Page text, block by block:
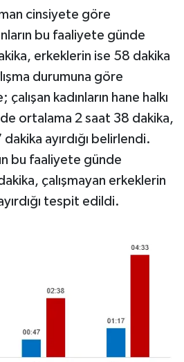
cinsiyete göre
bu faaliyete günde
erkeklerin ise 58 dakika
durumuna göre
kadınların hane halkı
ortalama 2 saat 38 dakika,
ayırdığı belirlendi.
bu faaliyete günde
çalışmayan erkeklerin
tespit edildi.